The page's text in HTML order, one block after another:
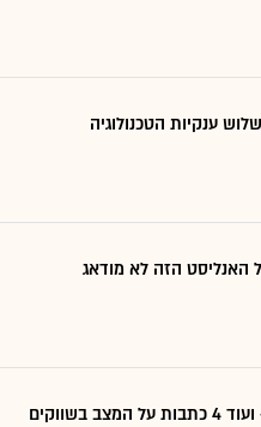
האנליסט הזה לא מודאג